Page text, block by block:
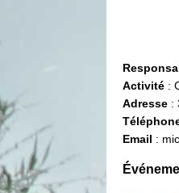
Activité :
Adresse :
Email :